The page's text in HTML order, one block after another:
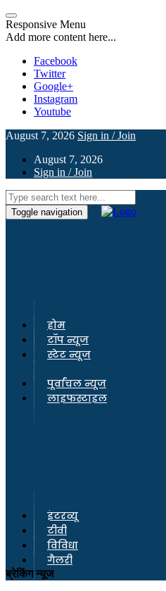
Responsive Menu
Add more content here...
Facebook
Twitter
Google+
Instagram
Youtube
August 7, 2026 Sign in / Join
August 7, 2026
Sign in / Join
Toggle navigation
होम
टॉप न्यूज
स्टेट न्यूज
पूर्वांचल न्यूज
लाइफस्टाइल
इंटरव्यू
टीवी
विविधा
गैलरी
ब्रेकिंग न्यूज